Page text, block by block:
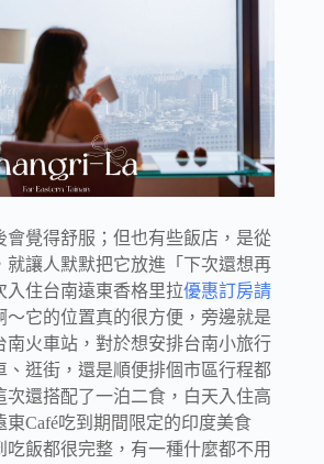
會覺得舒服；但也有些飯店，是從
就讓人默默把它放進「下次還想再
入住台南遠東香格里拉優惠訂房請
～它的位置真的很方便，旁邊就是
南火車站，對於想安排台南小旅行
、逛街，還是順便排個市區行程都
次還搭配了一泊二食，白天入住高
Café吃到期間限定的印度美食
吃飯都很完整，有一種什麼都不用